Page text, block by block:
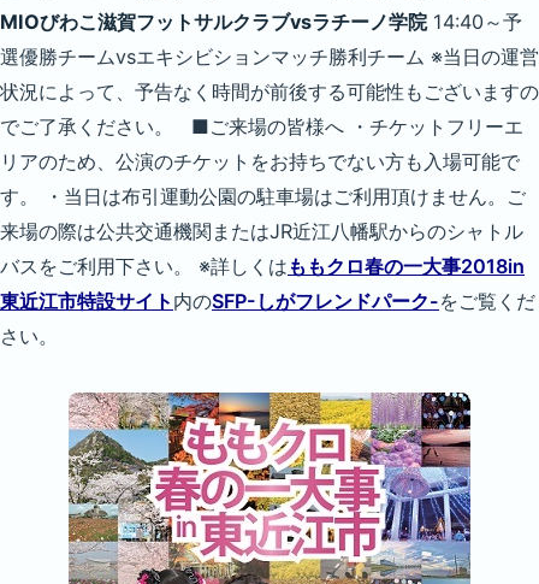
MIOびわこ滋賀フットサルクラブvsラチーノ学院14:40～予
選優勝チームvsエキシビションマッチ勝利チーム ※当日の運営
状況によって、予告なく時間が前後する可能性もございますの
でご了承ください。 ■ご来場の皆様へ ・チケットフリーエ
リアのため、公演のチケットをお持ちでない方も入場可能で
す。 ・当日は布引運動公園の駐車場はご利用頂けません。ご
来場の際は公共交通機関またはJR近江八幡駅からのシャトル
バスをご利用下さい。 ※詳しくは ももクロ春の一大事2018in
東近江市特設サイト 内のSFP-しがフレンドパーク-をご覧くだ
さい。